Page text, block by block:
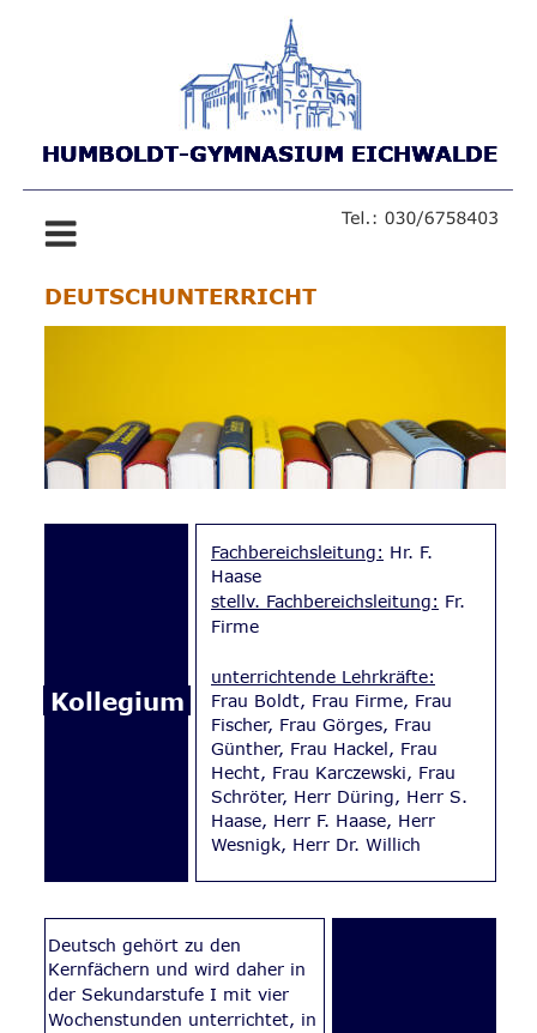
DEUTSCHUNTERRICHT
Kollegium
Fachbereichsleitung: Hr. F.
Haase
stellv. Fachbereichsleitung: Fr.
Firme
unterrichtende Lehrkräfte:
Frau Boldt, Frau Firme, Frau
Fischer, Frau Görges, Frau
Günther, Frau Hackel, Frau
Hecht, Frau Karczewski, Frau
Schröter, Herr Düring, Herr S.
Haase, Herr F. Haase, Herr
Wesnigk, Herr Dr. Willich
Deutsch gehört zu den
Kernfächern und wird daher in
der Sekundarstufe I mit vier
Wochenstunden unterrichtet, in
HUMBOLDT-GYMNASIUM EICHWALDE
HUMBOLDT-GYMNASIUM EICHWALDE
HUMBOLDT-GYMNASIUM EICHWALDE
HUMBOLDT-GYMNASIUM EICHWALDE